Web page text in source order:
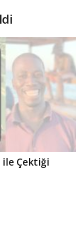
ile Çektiği